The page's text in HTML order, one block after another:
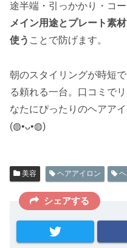
途半端・引っかかり・コ
メイン用途とプレート素
使う ことで防げます。
朝のスタイリングが時短
る頼れる一台。口コミで
なたにぴったりのヘアア
(◍•ᴗ•◍)
美容 ヘアアイロン
シェアする